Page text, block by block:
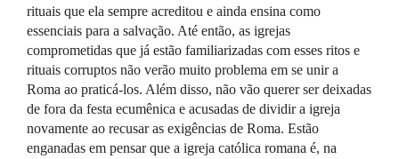
rituais que ela sempre acreditou e ainda ensina como
essenciais para a salvação. Até então, as igrejas
comprometidas que já estão familiarizadas com esses ritos e
rituais corruptos não verão muito problema em se unir a
Roma ao praticá-los. Além disso, não vão querer ser deixadas
de fora da festa ecumênica e acusadas de dividir a igreja
novamente ao recusar as exigências de Roma. Estão
enganadas em pensar que a igreja católica romana é, na